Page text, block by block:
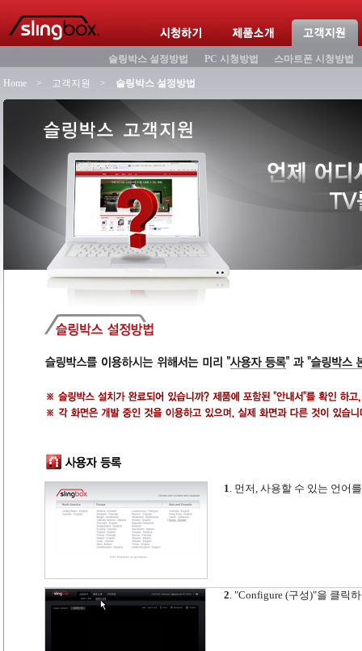
슬링박스 설정방법 PC 시청방법 스마트폰 시청방법
Home > 고객지원 > 슬링박스 설정방법
1. 먼저, 사용할 수 있는 언어
2. "Configure (구성)"을 클릭